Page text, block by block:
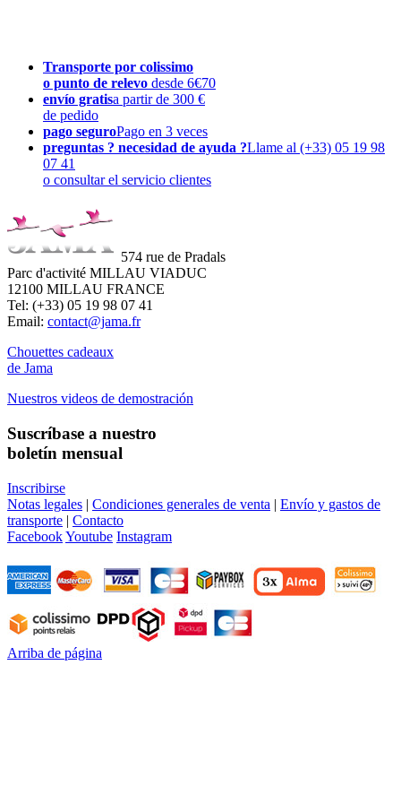
Transporte por colissimo
o punto de relevo desde 6€70
envío gratisa partir de 300 €
de pedido
pago seguroPago en 3 veces
preguntas ? necesidad de ayuda ?Llame al (+33) 05 19 98
07 41
o consultar el servicio clientes
574 rue de Pradals
Parc d'activité MILLAU VIADUC
12100 MILLAU FRANCE
Tel: (+33) 05 19 98 07 41
Email: contact@jama.fr
Chouettes cadeaux
de Jama
Nuestros videos de demostración
Suscríbase a nuestro
boletín mensual
Inscribirse
Notas legales | Condiciones generales de venta | Envío y gastos de
transporte | Contacto
FacebookYoutube Instagram
Arriba de página